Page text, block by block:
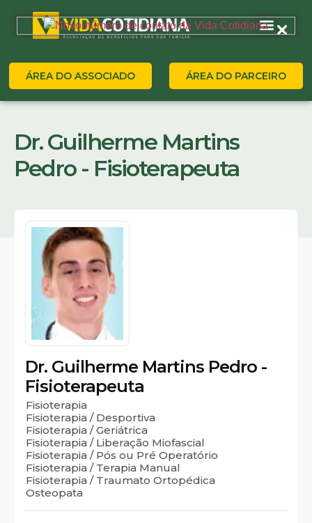
ÁREA DO ASSOCIADO ÁREA DO PARCEIRO
Dr. Guilherme Martins
Pedro - Fisioterapeuta
Dr. Guilherme Martins Pedro -
Fisioterapeuta
Fisioterapia
Fisioterapia / Desportiva
Fisioterapia / Geriátrica
Fisioterapia / Liberação Miofascial
Fisioterapia / Pós ou Pré Operatório
Fisioterapia / Terapia Manual
Fisioterapia / Traumato Ortopédica
Osteopata